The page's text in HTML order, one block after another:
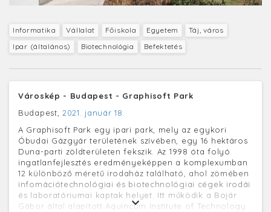
Informatika Vállalat Főiskola Egyetem
Táj, város
Ipar (általános)
Biotechnológia Befektetés
Városkép - Budapest - Graphisoft Park
Budapest, 2021. január 18.
A Graphisoft Park egy ipari park, mely az egykori
Óbudai Gázgyár területének szívében, egy 16 hektáros
Duna-parti zöldterületen fekszik. Az 1998 óta folyó
ingatlanfejlesztés eredményeképpen a komplexumban
12 különböző méretű irodaház található, ahol zömében
infomációtechnológiai és biotechnológiai cégek irodái
és laboratóriumai kaptak helyet. Itt működik a Bojár
Gábor által alapított Aquincum Institute of Technology